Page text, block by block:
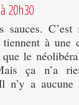
20h30
C’est
à une
le
ça n’a
n’y a aucune